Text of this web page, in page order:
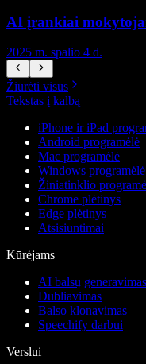
AI įrankiai
2025 m. spalio 4 d.
Žiūrėti visus
Tekstas į kalbą
iPhone ir iPad
Android programėlė
Mac programėlė
Windows programėlė
Žiniatinklio
Chrome plėtinys
Edge plėtinys
Atsisiuntimai
Kūrėjams
AI balsų generavimas
Dubliavimas
Balso klonavimas
Speechify darbui
Verslui